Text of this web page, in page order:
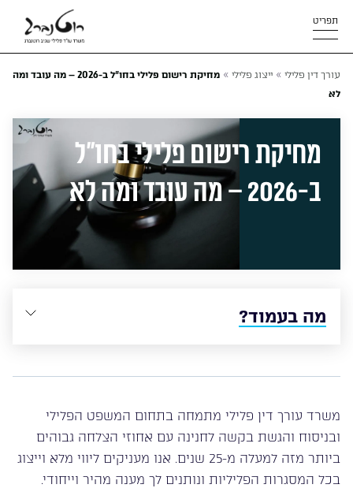
תפריט
עורך דין פלילי » ייצוג פלילי »
מחיקת רישום פלילי בחו”ל ב-2026 – מה עובד ומה
לא
מחיקת רישום פלילי בחו”ל
ב-2026 – מה עובד ומה לא
מה בעמוד?
משרד עורך דין פלילי מתמחה בתחום המשפט הפלילי
ובניסוח והגשת בקשה לחנינה עם אחוזי הצלחה גבוהים
ביותר מזה למעלה מ-25 שנים. אנו מעניקים ליווי מלא וייצוג
בכל המסגרות הפליליות ונותנים לך מענה מהיר וייחודי.